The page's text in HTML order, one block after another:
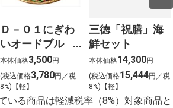
%D0%B0%D0%BF%D1%80%D0%B5%D0%BB%D1%8C
le prix %C3%A0 payer streaming vf
%D8%B3%D8%B9%D8%B1
%D9%83%D8%A7%D9%85%D9%8A%D8%B1%D8%A9
%D9%85%D8%B1%D8%A7%D9%82%D8%A8%D8%A9
%D9%88%D8%AC%D9%87%D8%A7%D8%B2
%D8%AF%D9%8A %D9%81%D9%8A
%D8%A7%D8%B1
Ｄ－０１にぎわ
いオードブル
（約４～５名様
向け） 大
本体価格3,500円
(税込価格3,780円／税
8%)【軽】
三徳「祝膳」海
鮮セット
本体価格14,300円
(税込価格15,444円／税
8%)【軽】
いる商品は軽減税率（8%）対象商品と